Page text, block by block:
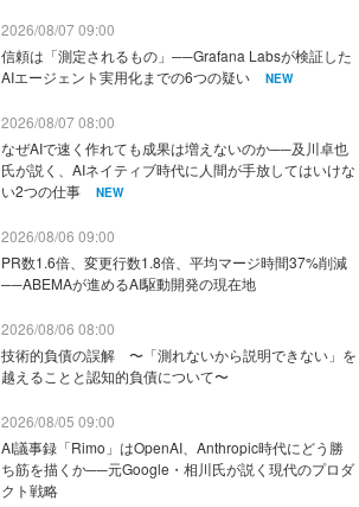
2026/08/07 09:00
信頼は「測定されるもの」──Grafana Labsが検証した
AIエージェント実用化までの6つの疑い
NEW
2026/08/07 08:00
なぜAIで速く作れても成果は増えないのか──及川卓也
氏が説く、AIネイティブ時代に人間が手放してはいけな
い2つの仕事
NEW
2026/08/06 09:00
PR数1.6倍、変更行数1.8倍、平均マージ時間37%削減
──ABEMAが進めるAI駆動開発の現在地
2026/08/06 08:00
技術的負債の誤解 〜「測れないから説明できない」を
越えることと認知的負債について〜
2026/08/05 09:00
AI議事録「Rimo」はOpenAI、Anthropic時代にどう勝
ち筋を描くか──元Google・相川氏が説く現代のプロダ
クト戦略